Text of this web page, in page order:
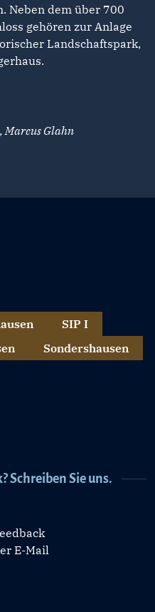
Neben dem über 700
gehören zur Anlage
Landschaftspark,
Marcus Glahn
SIP I
Sondershausen
Schreiben Sie uns.
E-Mail